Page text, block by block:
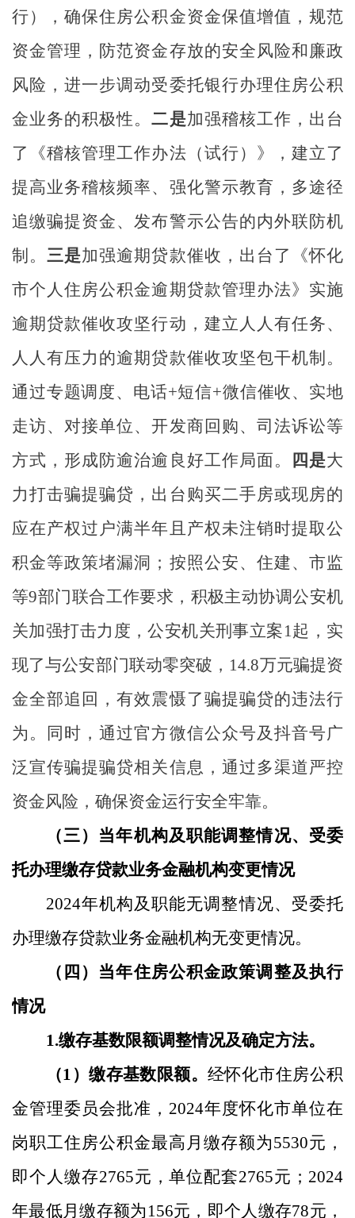
行），确保住房公积金资金保值增值，规范
资金管理，防范资金存放的安全风险和廉政
风险，进一步调动受委托银行办理住房公积
金业务的积极性。二是加强稽核工作，出台
了《稽核管理工作办法（试行）》，建立了
提高业务稽核频率、强化警示教育，多途径
追缴骗提资金、发布警示公告的内外联防机
制。三是加强逾期贷款催收，出台了《怀化
市个人住房公积金逾期贷款管理办法》实施
逾期贷款催收攻坚行动，建立人人有任务、
人人有压力的逾期贷款催收攻坚包干机制。
通过专题调度、电话+短信+微信催收、实地
走访、对接单位、开发商回购、司法诉讼等
方式，形成防逾治逾良好工作局面。
四是大
力打击骗提骗贷， 出台购买二手房或现房的
应在产权过户满半年且产权未注销时提取公
积金等政策堵漏洞； 按照公安、住建、市监
等9部门联合工作要求，积极主动协调公安机
关加强打击力度，公安机关刑事立案1起 ，实
现了与公安部门联动零突破， 14.8万元骗提资
金全部追回，有效震慑了骗提骗贷的违法行
为。同时，通过官方微信公众号及抖音号广
泛宣传骗提骗贷相关信息，通过多渠道严控
资金风险，确保资金运行安全牢靠。
（三）当年机构及职能调整情况、受委
托办理缴存贷款业务金融机构变更情况
2024年机构及职能无调整情况、 受委托
办理缴存贷款业务金融机构无变更情况。
（ 四 ）当年住房公积金政策调整及执行
情况
1.缴存基数限额调整情况及确定方法。
（1 ）缴存基数限额。经怀化市住房公积
金管理委员会批准， 2024年度怀化市单位在
岗职工住房公积金最高月缴存额为5530元，
即个人缴存2765元，单位配套2765元； 2024
年最低月缴存额为 156元，即个人缴存78元，